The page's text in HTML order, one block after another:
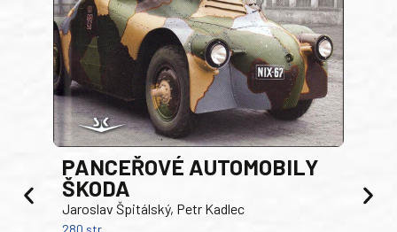
PANCEŘOVÉ AUTOMOBILY
ŠKODA
Jaroslav Špitálský, Petr Kadlec